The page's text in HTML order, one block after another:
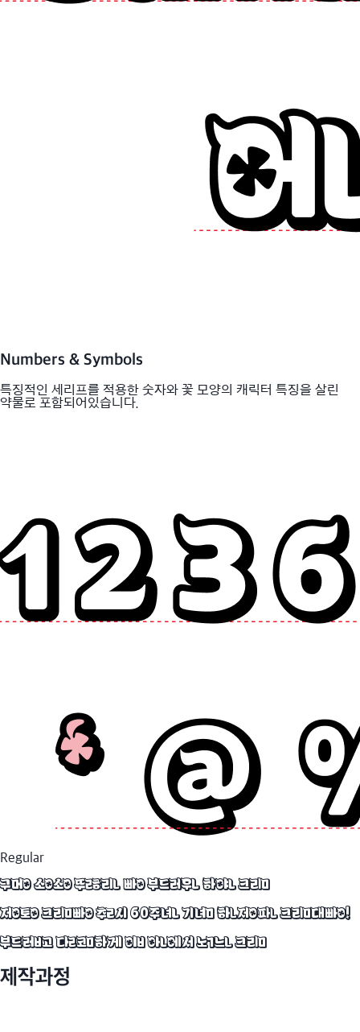
Numbers & Symbols
특징적인 세리프를 적용한 숫자와 꽃 모양의 캐릭터 특징을 살린
약물로 포함되어있습니다.
Regular
구멍 송송 뚫린 빵 부드러운 하얀 크림
정통 크림빵 출시 60주년 기념 한정판 크림대빵!
부드럽고 달콤하게 입 안에서 녹는 크림
제작과정